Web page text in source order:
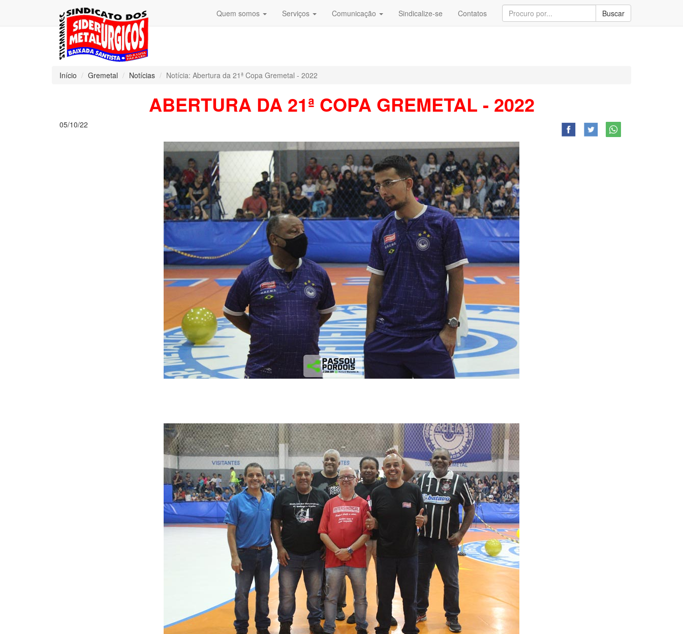
Quem somos Serviços Comunicação Sindicalize-se Contatos Buscar
Início Gremetal Notícias Notícia: Abertura da 21ª Copa Gremetal - 2022
ABERTURA DA 21ª COPA GREMETAL - 2022
05/10/22